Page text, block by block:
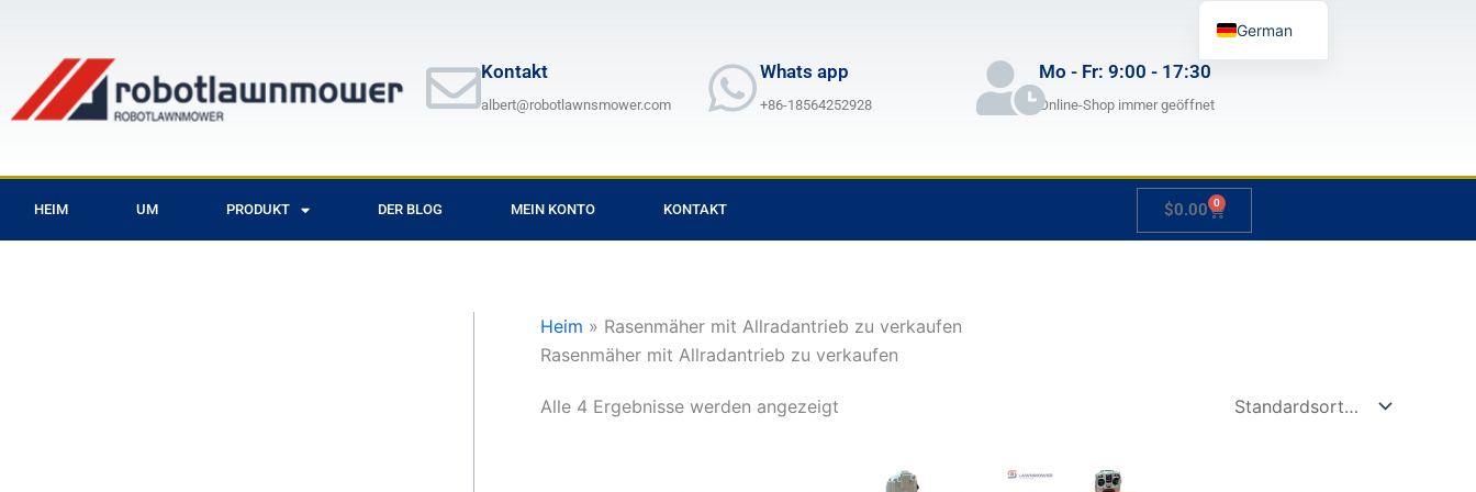
springen
Kontakt
albert@robotlawnsmower.com
Whats app
+86-18564252928
Mo - Fr: 9:00 - 17:30
Online-Shop immer geöffnet
HEIM UM PRODUKT DER BLOG MEIN KONTO KONTAKT $0.00 0
Warenkorb
Heim » Rasenmäher mit Allradantrieb zu verkaufen
Rasenmäher mit Allradantrieb zu verkaufen
Alle 4 Ergebnisse werden angezeigt
Preisspanne:
Dieses
Preisspanne:
Dieses
German
Spanish